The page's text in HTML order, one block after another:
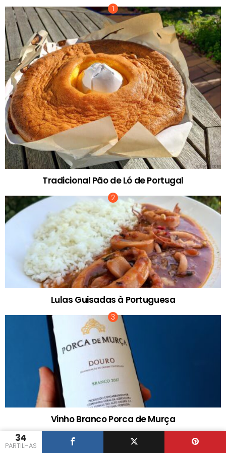
34
PARTILHAS
Tradicional Pão de Ló de Portugal
Lulas Guisadas à Portuguesa
Vinho Branco Porca de Murça